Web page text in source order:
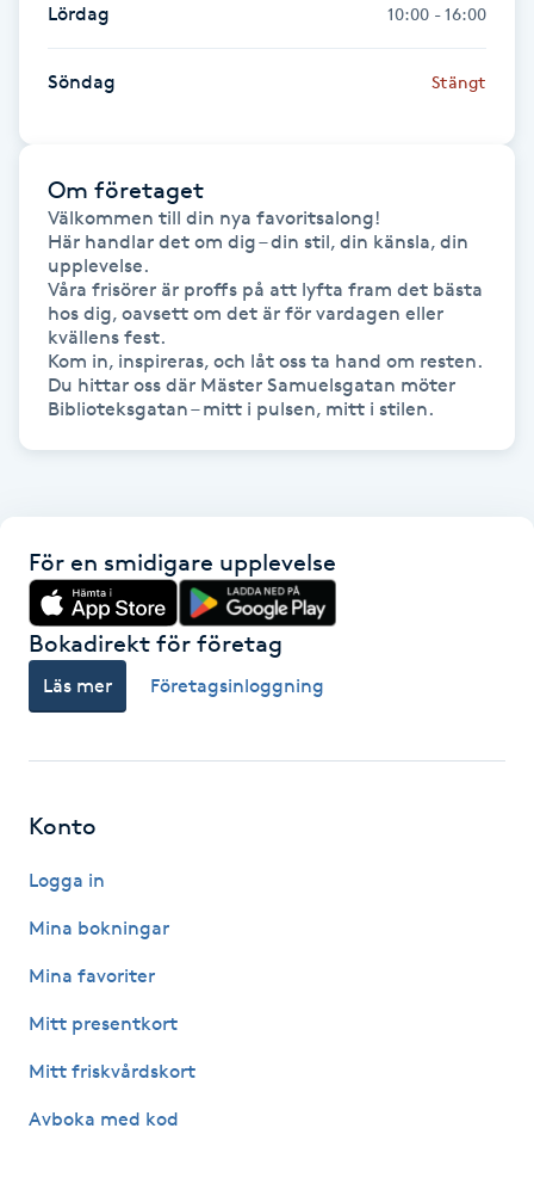
Hot yoga
Hudföryngring
Huduppstramning
Hudvård
Hypnos
Hårborttagning
Hälsa
Lördag 10:00 - 16:00
Söndag Stängt
Om företaget
Välkommen till din nya favoritsalong!
Här handlar det om dig – din stil, din känsla, din
upplevelse.
Våra frisörer är proffs på att lyfta fram det bästa
hos dig, oavsett om det är för vardagen eller
kvällens fest.
Kom in, inspireras, och låt oss ta hand om resten.
Du hittar oss där Mäster Samuelsgatan möter
Biblioteksgatan – mitt i pulsen, mitt i stilen.
För en smidigare upplevelse
Bokadirekt för företag
Läs mer Företagsinloggning
Konto
Logga in
Mina bokningar
Mina favoriter
Mitt presentkort
Mitt friskvårdskort
Avboka med kod